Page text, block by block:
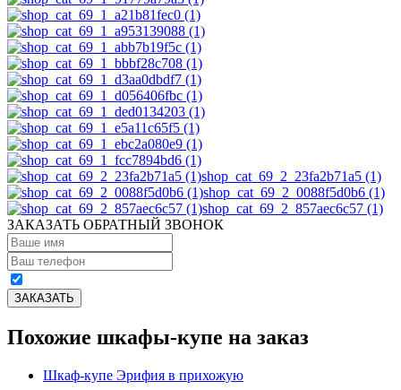
shop_cat_69_2_23fa2b71a5 (1)
shop_cat_69_2_0088f5d0b6 (1)
shop_cat_69_2_857aec6c57 (1)
ЗАКАЗАТЬ ОБРАТНЫЙ ЗВОНОК
Похожие шкафы-купе на заказ
Шкаф-купе Эрифия в прихожую